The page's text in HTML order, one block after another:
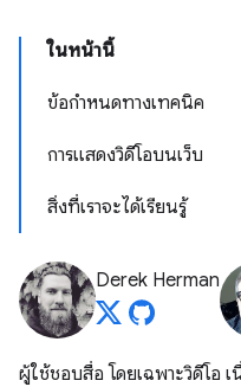
ในหน้านี้
ข้อกำหนดทางเทคนิค
การแสดงวิดีโอบนเว็บ
สิ่งที่เราจะได้เรียนรู้
Derek Herman
ผู้ใช้ชอบสื่อ โดยเฉพาะวิดีโอ